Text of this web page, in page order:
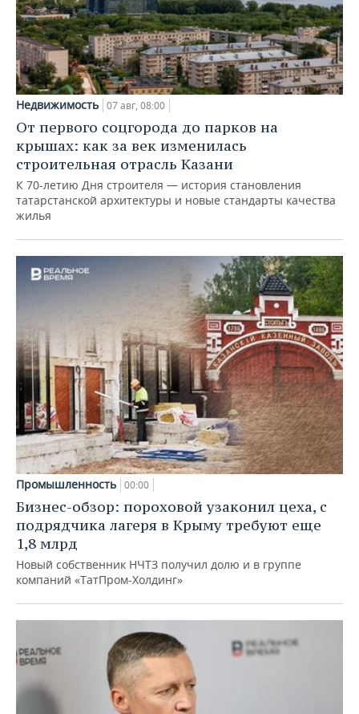
Недвижимость 07 авг, 08:00
От первого соцгорода до парков на
крышах: как за век изменилась
строительная отрасль Казани
К 70-летию Дня строителя — история становления
татарстанской архитектуры и новые стандарты качества
жилья
Промышленность 00:00
Бизнес-обзор: пороховой узаконил цеха, с
подрядчика лагеря в Крыму требуют еще
1,8 млрд
Новый собственник НЧТЗ получил долю и в группе
компаний «ТатПром-Холдинг»